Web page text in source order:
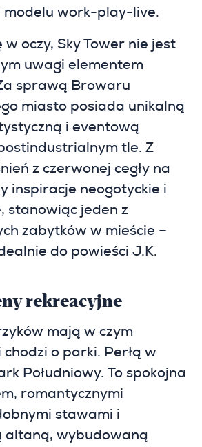
modelu work-play-live.
w oczy, Sky Tower nie jest
uwagi elementem
sprawą Browaru
miasto posiada unikalną
i eventową
tle. Z
z czerwonej cegły na
inspiracje neogotyckie i
stanowiąc jeden z
zabytków w mieście –
do powieści J.K.
rekreacyjne
mają w czym
o parki. Perłą w
Południowy. To spokojna
romantycznymi
stawami i
altaną, wybudowaną